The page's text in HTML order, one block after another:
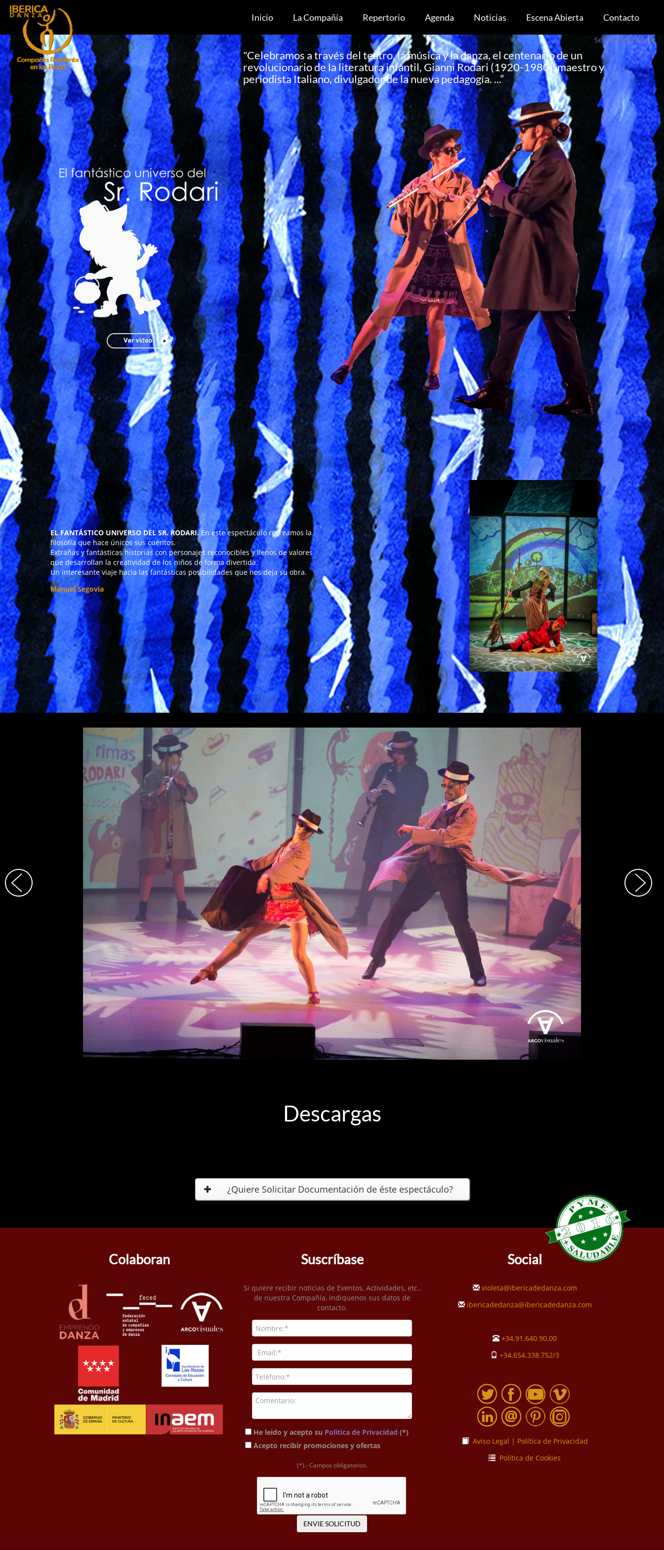
Inicio La Compañía Repertorio Agenda Noticias Escena Abierta Contacto
Select Language▼
"Celebramos a través del teatro, la música y la danza, el centenario de un
revolucionario de la literatura infantil, Gianni Rodari (1920-1980), maestro y
periodista Italiano, divulgador de la nueva pedagogía. ...”
EL FANTÁSTICO UNIVERSO DEL SR. RODARI.En este espectáculo recreamos la
filosofía que hace únicos sus cuentos.
Extrañas y fantásticas historias con personajes reconocibles y llenos de valores
que desarrollan la creatividad de los niños de forma divertida.
Un interesante viaje hacia las fantásticas posibilidades que nos deja su obra.
Manuel Segovia
Descargas
¿Quiere Solicitar Documentación de éste espectáculo?
Colaboran Suscríbase
Si quiere recibir noticias de Eventos, Actividades, etc.,
de nuestra Compañía, indiquenos sus datos de
contacto.
He leido y acepto su Política de Privacidad (*)
Acepto recibir promociones y ofertas
(*).- Campos obligatorios.
ENVIE SOLICITUD
Social
violeta@ibericadedanza.com
ibericadedanza@ibericadedanza.com
+34.91.640.90.00
+34.654.338.752/3
Aviso Legal | Política de Privacidad
Política de Cookies